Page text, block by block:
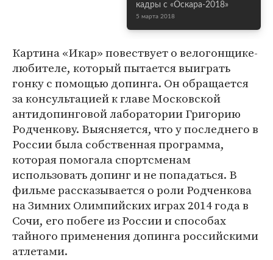
кадры с «Оскара-2018»
5 марта 2018
Картина «Икар» повествует о велогонщике-
любителе, который пытается выиграть
гонку с помощью допинга. Он обращается
за консультацией к главе Московской
антидопинговой лаборатории Григорию
Родченкову. Выясняется, что у последнего в
России была собственная программа,
которая помогала спортсменам
использовать допинг и не попадаться. В
фильме рассказывается о роли Родченкова
на Зимних Олимпийских играх 2014 года в
Сочи, его побеге из России и способах
тайного применения допинга российскими
атлетами.